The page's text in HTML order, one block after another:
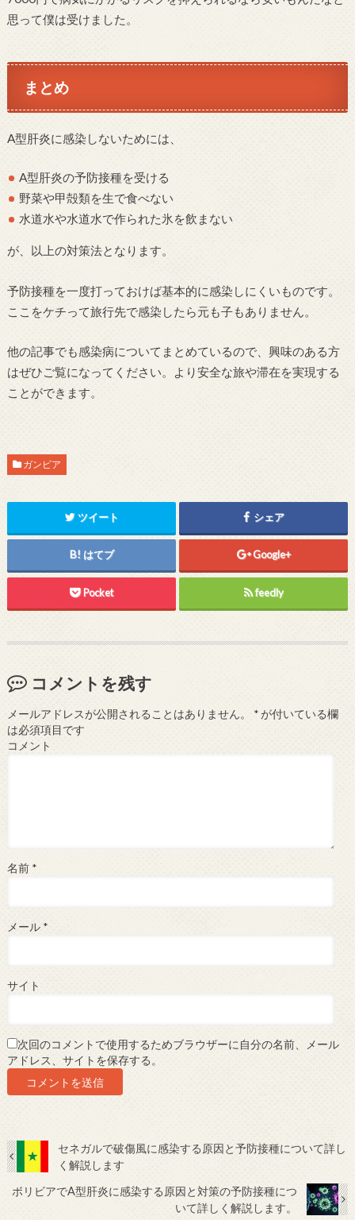
思って僕は受けました。
まとめ
A型肝炎に感染しないためには、
A型肝炎の予防接種を受ける
野菜や甲殻類を生で食べない
水道水や水道水で作られた氷を飲まない
が、以上の対策法となります。
予防接種を一度打っておけば基本的に感染しにくいものです。
ここをケチって旅行先で感染したら元も子もありません。
他の記事でも感染病についてまとめているので、興味のある方
はぜひご覧になってください。より安全な旅や滞在を実現する
ことができます。
ガンビア
ツイート シェア
はてブ Google+
Pocket feedly
コメントを残す
メールアドレスが公開されることはありません。 *が付いている欄
は必須項目です
コメント
名前 *
メール *
サイト
次回のコメントで使用するためブラウザーに自分の名前、メール
アドレス、サイトを保存する。
セネガルで破傷風に感染する原因と予防接種について詳し
く解説します
ボリビアでA型肝炎に感染する原因と対策の予防接種につ
いて詳しく解説します。